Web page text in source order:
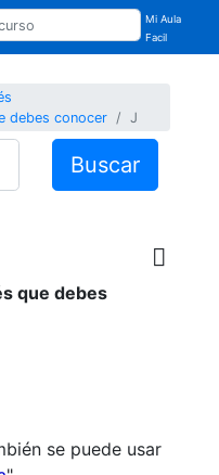
Mi Aula
Facil
debes conocer
J
Buscar
que debes
se puede usar